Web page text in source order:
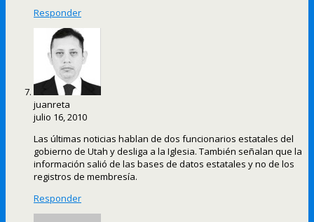
Responder
juanreta
julio 16, 2010
Las últimas noticias hablan de dos funcionarios estatales del
gobierno de Utah y desliga a la Iglesia. También señalan que la
información salió de las bases de datos estatales y no de los
registros de membresía.
Responder